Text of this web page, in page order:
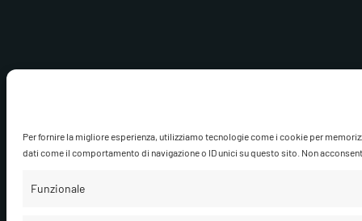
Per fornire la migliore esperienza, utilizziamo tecnologie come i cookie per
dati come il comportamento di navigazione o ID unici su questo sito. Non
Funzionale